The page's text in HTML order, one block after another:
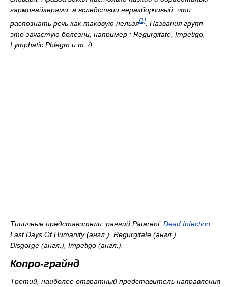
гармонайзерами, а вследствии неразборчивый, что
распознать речь как таковую нельзя[1]
. Названия групп —
это зачастую болезни, например : Regurgitate, Impetigo,
Lymphatic Phlegm и т. д.
Типичные пpедставители: ранний Patareni, Dead Infection
Last Days Of Humanity (англ.), Regurgitate (англ.),
Disgorge (англ.), Impetigo (англ.).
Копро-грайнд
Третий, наиболее отвратный представитель направления